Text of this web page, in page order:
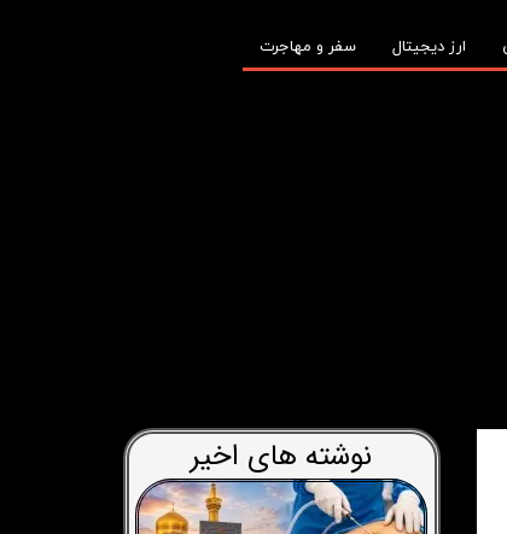
ارز دیجیتال سفر و مهاجرت
نوشته های اخیر